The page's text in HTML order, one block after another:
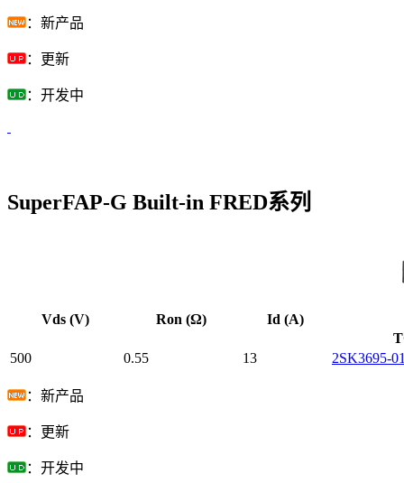
：新产品
：更新
：开发中
SuperFAP-G Built-in FRED系列
Vds (V) Ron (Ω) Id (A)
500 0.55 13 2SK3695-
：新产品
：更新
：开发中